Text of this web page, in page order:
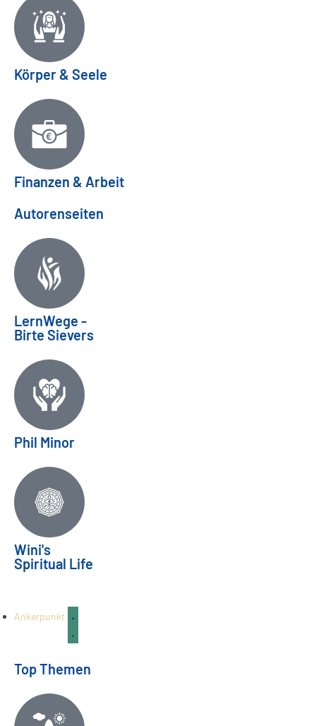
Körper & Seele
Finanzen & Arbeit
Autorenseiten
LernWege -
Birte Sievers
Phil Minor
Wini's
Spiritual Life
Zukunftsvisionen | Horoskop
August/September 2026
Juli
Ankerpunkt
Top Themen